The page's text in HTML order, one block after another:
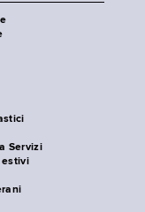
Servizi
estivi